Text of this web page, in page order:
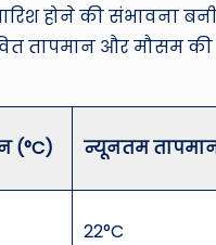
होने की संभावना
और मौसम की
(°C) न्यूनतम
22°C